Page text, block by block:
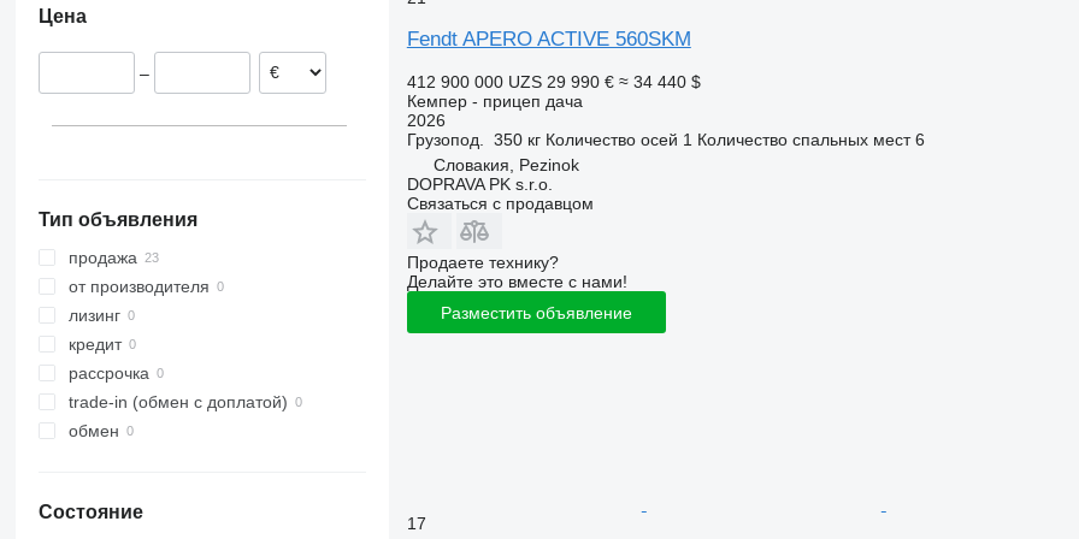
Германия
Венгрия
Цена
–
Тип объявления
продажа
от производителя
лизинг
кредит
рассрочка
trade-in (обмен с доплатой)
обмен
Состояние
Fendt APERO ACTIVE 560SKM
412 900 000 UZS 29 990 € ≈ 34 440 $
Кемпер - прицеп дача
2026
Грузопод.
350 кг Количество осей 1 Количество спальных мест 6
Словакия, Pezinok
DOPRAVA PK s.r.o.
Связаться с продавцом
Продаете технику?
Делайте это вместе с нами!
Разместить объявление
17